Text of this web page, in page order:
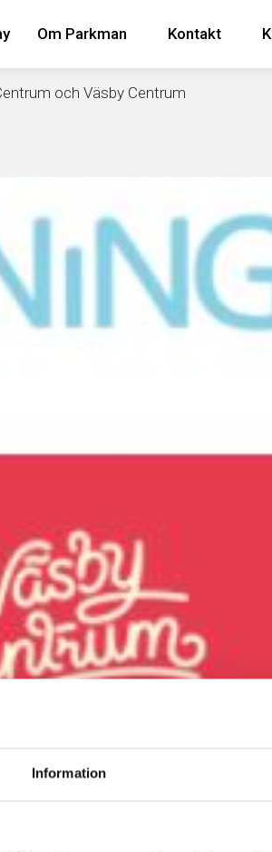
Information
Om Parkman Kontakt
och Väsby Centrum